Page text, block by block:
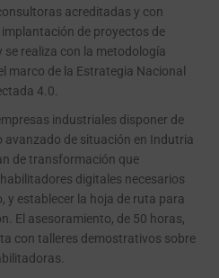
acreditadas y con
implantación de proyectos de
se realiza con la metodología
marco de la Estrategia Nacional
4.0.
industriales disponer de
avanzado de situación en Indutria
de transformación que
digitales necesarios
y establecer la hoja de ruta para
El asesoramiento, de 50 horas,
con talleres demostrativos sobre